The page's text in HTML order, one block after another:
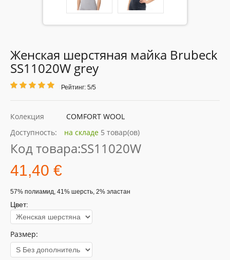
Женская шерстяная майка Brubeck
SS11020W grey
Рейтинг: 5/5
Колекция
COMFORT WOOL
Доступность:
на складе 5 товар(ов)
Код товара:SS11020W
41,40 €
57% полиамид, 41% шерсть, 2% эластан
Цвет:
Размер: